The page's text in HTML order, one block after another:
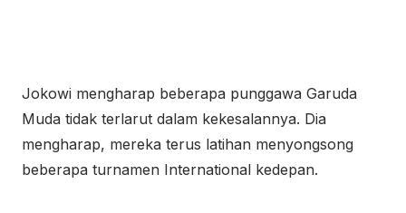
Jokowi mengharap beberapa punggawa Garuda
Muda tidak terlarut dalam kekesalannya. Dia
mengharap, mereka terus latihan menyongsong
beberapa turnamen International kedepan.